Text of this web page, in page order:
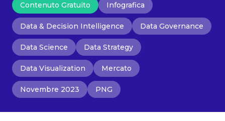
Contenuto Gratuito Infografica
Data & Decision Intelligence Data Governance
Data Science Data Strategy
Data Visualization Mercato
Novembre 2023 PNG